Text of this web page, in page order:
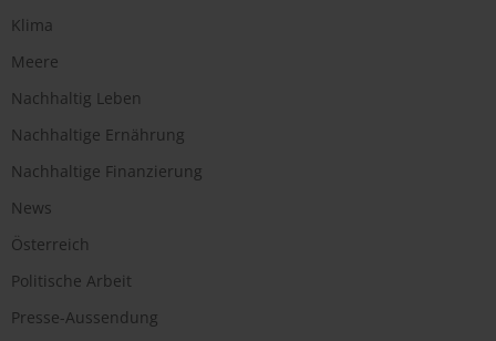
Klima
Meere
Nachhaltig Leben
Nachhaltige Ernährung
Nachhaltige Finanzierung
News
Österreich
Politische Arbeit
Presse-Aussendung